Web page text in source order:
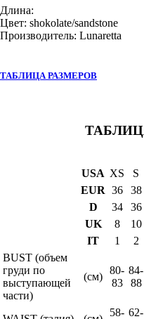
Длина:
Цвет: shokolate/sandstone
Производитель: Lunaretta
ТАБЛИЦА РАЗМЕРОВ
USA XS S
EUR 36 38
D
34 36
UK
8 10
IT
1 2
BUST (объем
груди по
выступающей
части)
(см)
80-
83
84-
88
58- 62-